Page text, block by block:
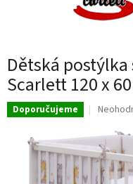
Dětská
Scarlett 120 x
Doporučujeme
je
0,0
z